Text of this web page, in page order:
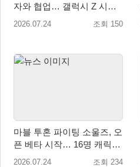
자와 협업… 갤럭시 Z 시리
즈 스페셜 테마 공개
2026.07.24 조회 150
마블 투혼 파이팅 소울즈, 오
픈 베타 시작… 16명 캐릭터
공개
2026.07.24 조회 234